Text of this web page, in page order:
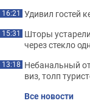
16:21 Удивил гостей
15:31 Шторы
через стекло
13:18 Небанальный
виз, толп
Все новости